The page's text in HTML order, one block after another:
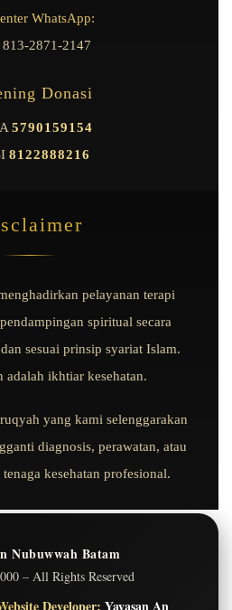
WhatsApp:
2871-2147
Donasi
5790159154
8122888216
pelayanan terapi
spiritual secara
sesuai prinsip syariat Islam.
adalah ikhtiar kesehatan.
yang kami selenggarakan
diagnosis, perawatan, atau
kesehatan profesional.
Nubuwwah Batam
– All Rights Reserved